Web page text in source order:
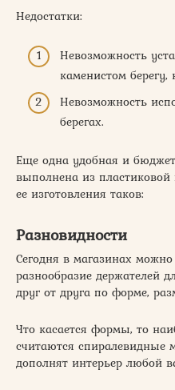
Недостатки:
Невозможность
каменистом берегу,
Невозможность
берегах.
Еще одна удобная и
выполнена из
ее изготовления таков:
Разновидности
Сегодня в магазинах
разнообразие держателей
друг от друга по форме,
Что касается формы, то
считаются спиралевидные
дополнят интерьер любой